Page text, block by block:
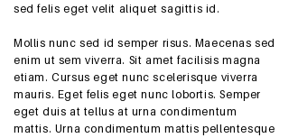
sed felis eget velit aliquet sagittis id.
Mollis nunc sed id semper risus. Maecenas sed
enim ut sem viverra. Sit amet facilisis magna
etiam. Cursus eget nunc scelerisque viverra
mauris. Eget felis eget nunc lobortis. Semper
eget duis at tellus at urna condimentum
mattis. Urna condimentum mattis pellentesque